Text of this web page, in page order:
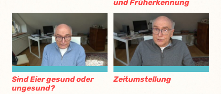
und Früherkennung
Sind Eier gesund oder
ungesund?
Zeitumstellung